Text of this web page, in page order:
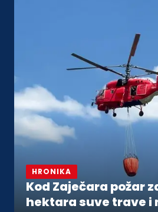
HRONIKA
Kod Zaječara požar
hektara suve trave i